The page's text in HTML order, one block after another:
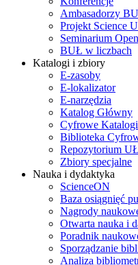
Ambasadorzy
Projekt Science
Seminarium
BUŁ w liczbach
Katalogi i zbiory
E-zasoby
E-lokalizator
E-narzędzia
Katalog Główny
Cyfrowe
Biblioteka
Repozytorium UŁ
Zbiory specjalne
Nauka i dydaktyka
ScienceON
Baza osiągnięć
Nagrody
Otwarta nauka i
Poradnik
Sporządzanie
Analiza